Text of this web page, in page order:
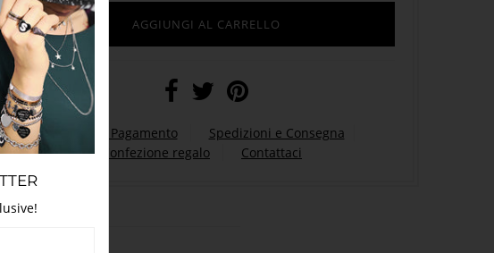
Metodi di Pagamento
Spedizioni e Consegna
Confezione regalo
Contattaci